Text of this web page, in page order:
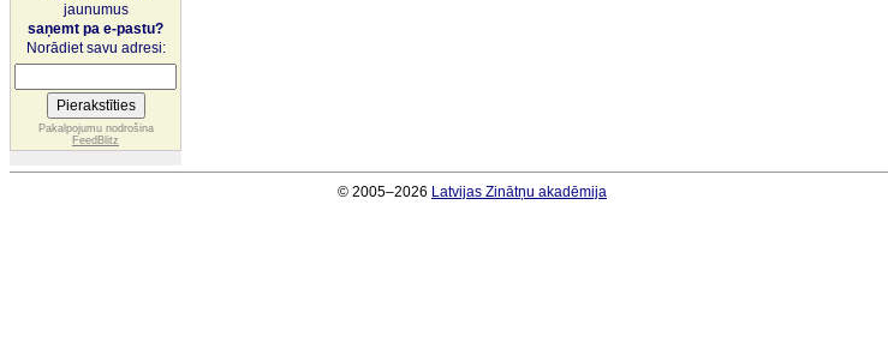
jaunumus
saņemt pa e-pastu?
Norādiet savu adresi:
Pakalpojumu nodrošina
FeedBlitz
© 2005–2026 Latvijas Zinātņu akadēmija